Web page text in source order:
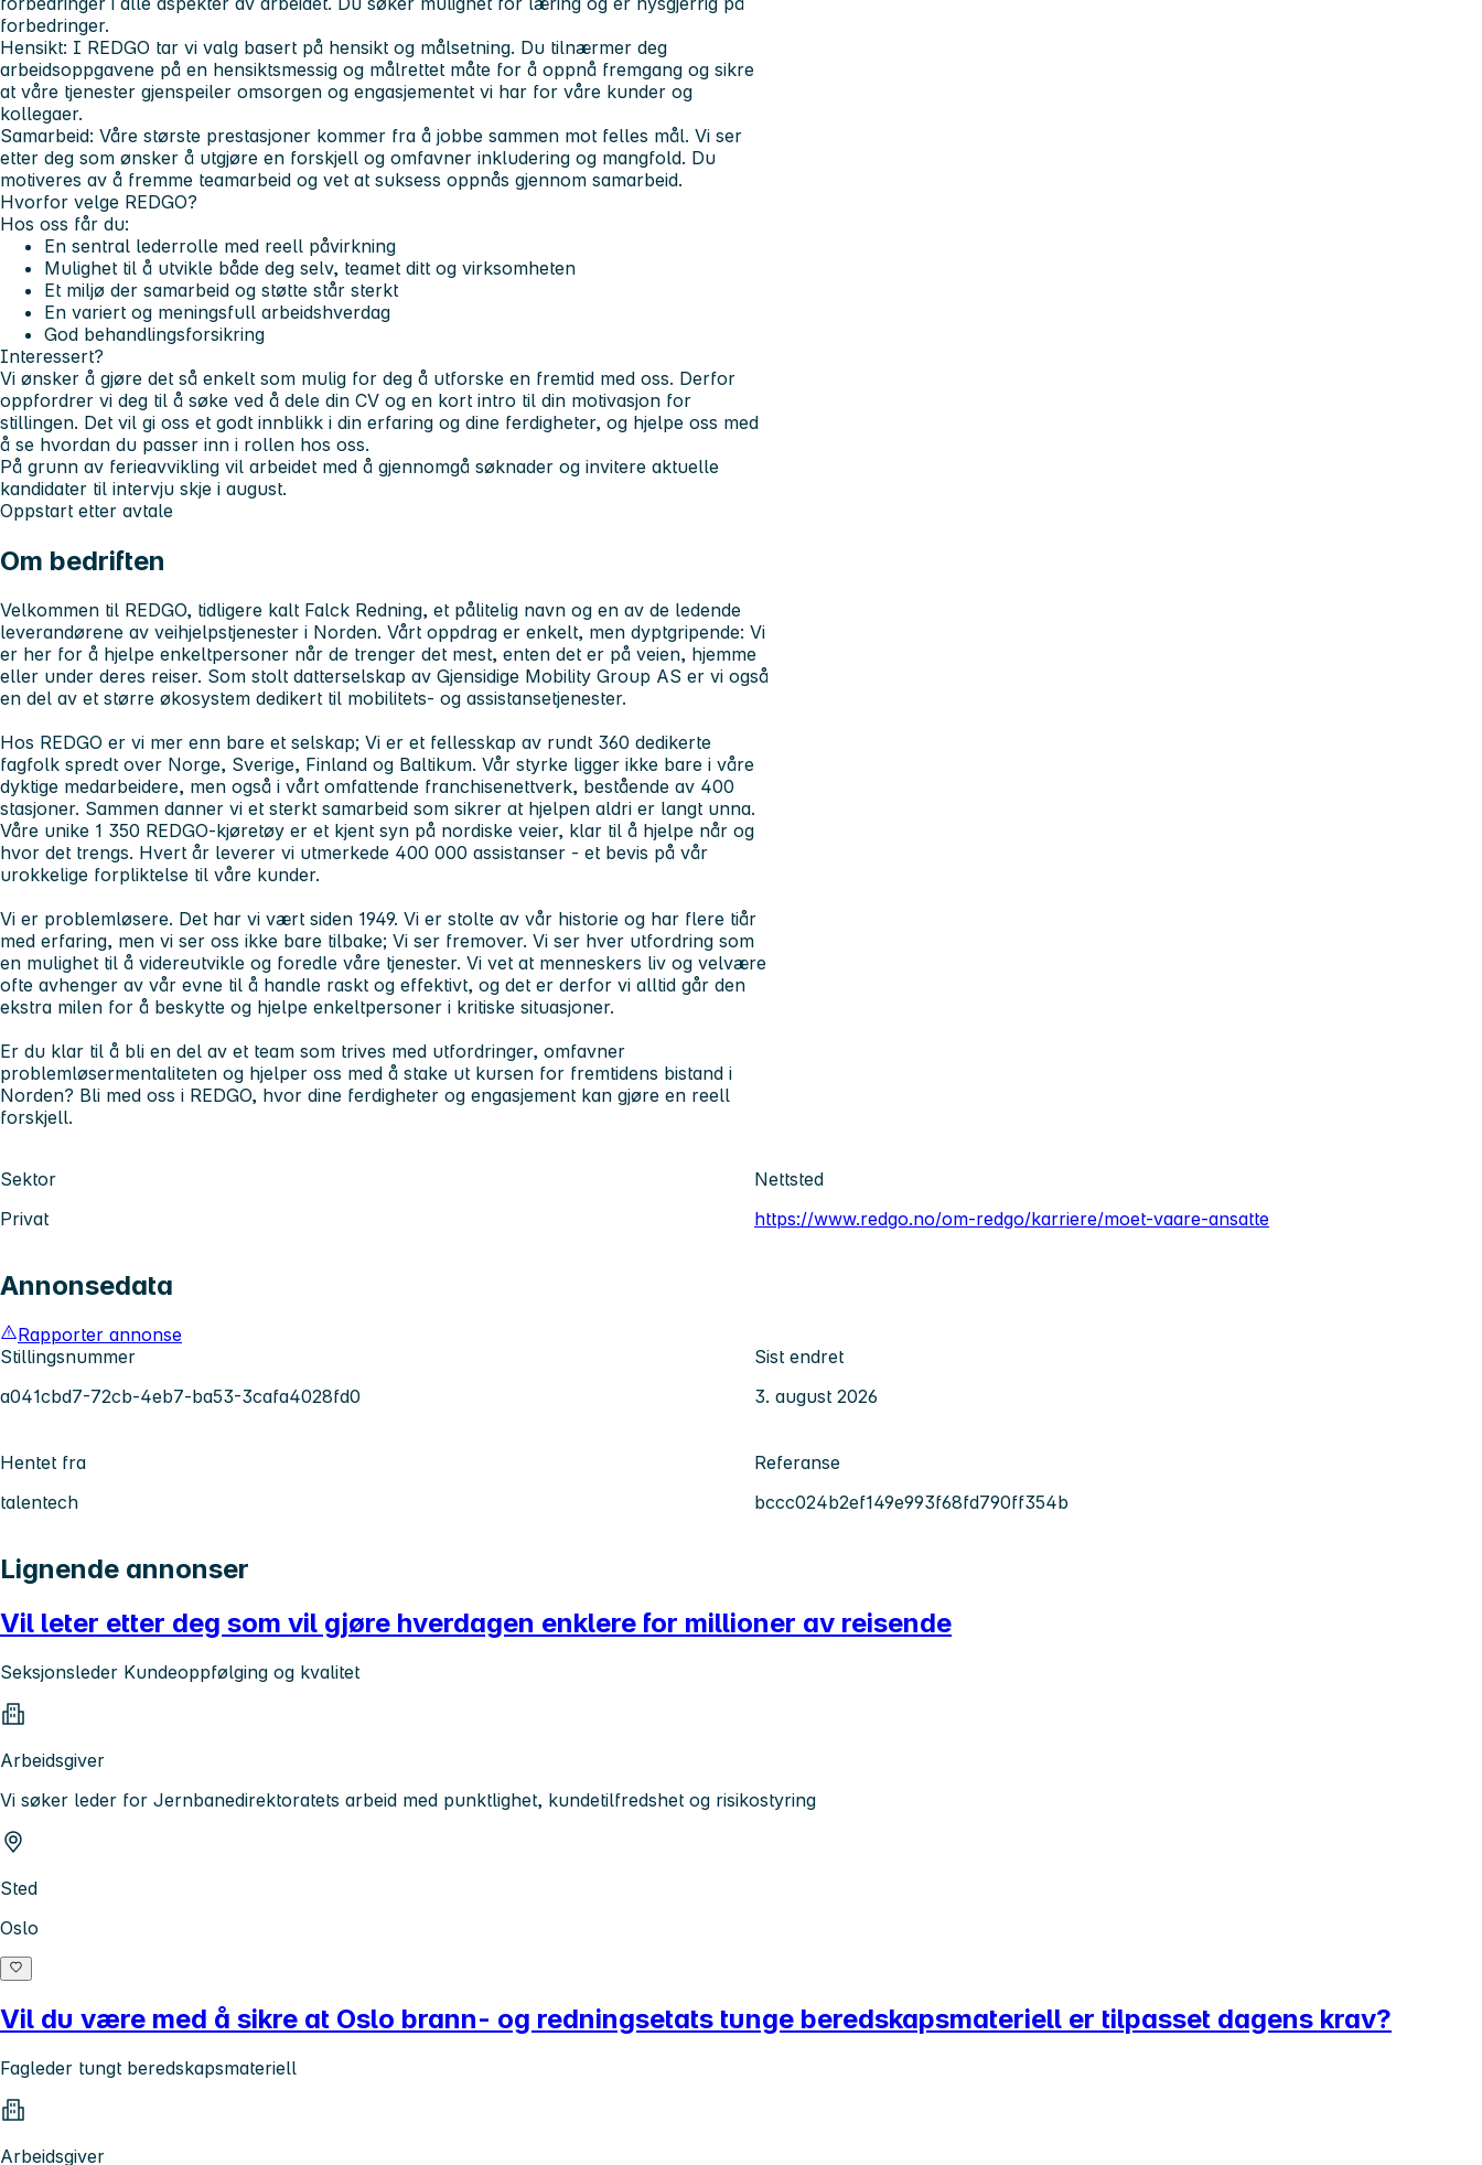
forbedringer.
Hensikt: I REDGO tar vi valg basert på hensikt og målsetning. Du tilnærmer deg
arbeidsoppgavene på en hensiktsmessig og målrettet måte for å oppnå fremgang og sikre
at våre tjenester gjenspeiler omsorgen og engasjementet vi har for våre kunder og
kollegaer.
Samarbeid: Våre største prestasjoner kommer fra å jobbe sammen mot felles mål. Vi ser
etter deg som ønsker å utgjøre en forskjell og omfavner inkludering og mangfold. Du
motiveres av å fremme teamarbeid og vet at suksess oppnås gjennom samarbeid.
Hvorfor velge REDGO?
Hos oss får du:
En sentral lederrolle med reell påvirkning
Mulighet til å utvikle både deg selv, teamet ditt og virksomheten
Et miljø der samarbeid og støtte står sterkt
En variert og meningsfull arbeidshverdag
God behandlingsforsikring
Interessert?
Vi ønsker å gjøre det så enkelt som mulig for deg å utforske en fremtid med oss. Derfor
oppfordrer vi deg til å søke ved å dele din CV og en kort intro til din motivasjon for
stillingen. Det vil gi oss et godt innblikk i din erfaring og dine ferdigheter, og hjelpe oss med
å se hvordan du passer inn i rollen hos oss.
På grunn av ferieavvikling vil arbeidet med å gjennomgå søknader og invitere aktuelle
kandidater til intervju skje i august.
Oppstart etter avtale
Om bedriften
Velkommen til REDGO, tidligere kalt Falck Redning, et pålitelig navn og en av de ledende
leverandørene av veihjelpstjenester i Norden. Vårt oppdrag er enkelt, men dyptgripende: Vi
er her for å hjelpe enkeltpersoner når de trenger det mest, enten det er på veien, hjemme
eller under deres reiser. Som stolt datterselskap av Gjensidige Mobility Group AS er vi også
en del av et større økosystem dedikert til mobilitets- og assistansetjenester.
Hos REDGO er vi mer enn bare et selskap; Vi er et fellesskap av rundt 360 dedikerte
fagfolk spredt over Norge, Sverige, Finland og Baltikum. Vår styrke ligger ikke bare i våre
dyktige medarbeidere, men også i vårt omfattende franchisenettverk, bestående av 400
stasjoner. Sammen danner vi et sterkt samarbeid som sikrer at hjelpen aldri er langt unna.
Våre unike 1 350 REDGO-kjøretøy er et kjent syn på nordiske veier, klar til å hjelpe når og
hvor det trengs. Hvert år leverer vi utmerkede 400 000 assistanser - et bevis på vår
urokkelige forpliktelse til våre kunder.
Vi er problemløsere. Det har vi vært siden 1949. Vi er stolte av vår historie og har flere tiår
med erfaring, men vi ser oss ikke bare tilbake; Vi ser fremover. Vi ser hver utfordring som
en mulighet til å videreutvikle og foredle våre tjenester. Vi vet at menneskers liv og velvære
ofte avhenger av vår evne til å handle raskt og effektivt, og det er derfor vi alltid går den
ekstra milen for å beskytte og hjelpe enkeltpersoner i kritiske situasjoner.
Er du klar til å bli en del av et team som trives med utfordringer, omfavner
problemløsermentaliteten og hjelper oss med å stake ut kursen for fremtidens bistand i
Norden? Bli med oss i REDGO, hvor dine ferdigheter og engasjement kan gjøre en reell
forskjell.
Sektor
Privat
Nettsted
https://www.redgo.no/om-redgo/karriere/moet-vaare-ansatte
Annonsedata
Rapporter annonse
Stillingsnummer
a041cbd7-72cb-4eb7-ba53-3cafa4028fd0
Sist endret
3. august 2026
Hentet fra
talentech
Referanse
bccc024b2ef149e993f68fd790ff354b
Lignende annonser
Vil leter etter deg som vil gjøre hverdagen enklere for millioner av reisende
Seksjonsleder Kundeoppfølging og kvalitet
Arbeidsgiver
Vi søker leder for Jernbanedirektoratets arbeid med punktlighet, kundetilfredshet og risikostyring
Sted
Oslo
Vil du være med å sikre at Oslo brann- og redningsetats tunge beredskapsmateriell er tilpasset dagens krav?
Fagleder tungt beredskapsmateriell
Arbeidsgiver